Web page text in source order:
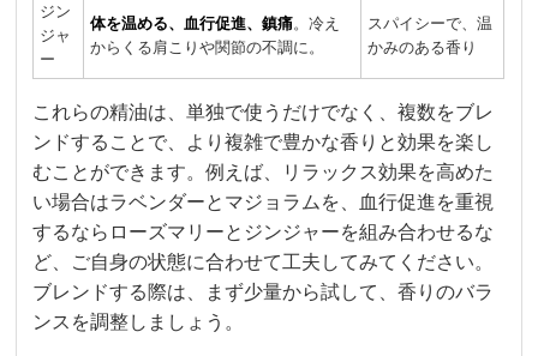
ジン
ジャ
ー
体を温める、血行促進、鎮痛。冷え
からくる肩こりや関節の不調に。
スパイシーで、温
かみのある香り
これらの精油は、単独で使うだけでなく、複数をブレ
ンドすることで、より複雑で豊かな香りと効果を楽し
むことができます。例えば、リラックス効果を高めた
い場合はラベンダーとマジョラムを、血行促進を重視
するならローズマリーとジンジャーを組み合わせるな
ど、ご自身の状態に合わせて工夫してみてください。
ブレンドする際は、まず少量から試して、香りのバラ
ンスを調整しましょう。